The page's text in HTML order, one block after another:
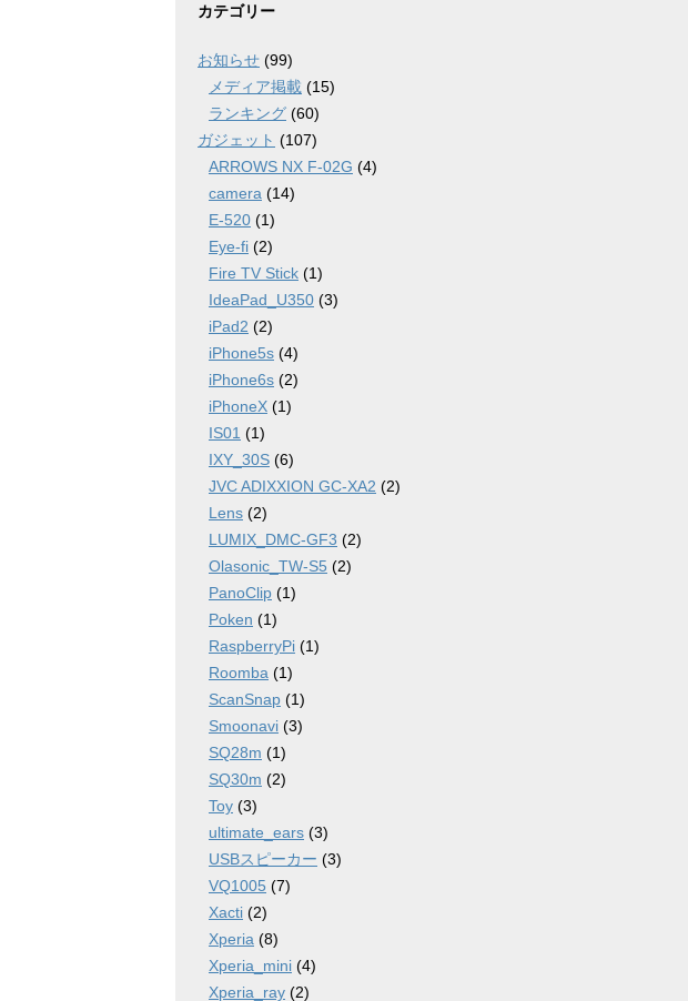
カ
ブ
カテゴリー
お知らせ (99)
メディア掲載 (15)
ランキング (60)
ガジェット (107)
ARROWS NX F-02G (4)
camera (14)
E-520 (1)
Eye-fi (2)
Fire TV Stick (1)
IdeaPad_U350 (3)
iPad2 (2)
iPhone5s (4)
iPhone6s (2)
iPhoneX (1)
IS01 (1)
IXY_30S (6)
JVC ADIXXION GC-XA2 (2)
Lens (2)
LUMIX_DMC-GF3 (2)
Olasonic_TW-S5 (2)
PanoClip (1)
Poken (1)
RaspberryPi (1)
Roomba (1)
ScanSnap (1)
Smoonavi (3)
SQ28m (1)
SQ30m (2)
Toy (3)
ultimate_ears (3)
USBスピーカー (3)
VQ1005 (7)
Xacti (2)
Xperia (8)
Xperia_mini (4)
Xperia_ray (2)